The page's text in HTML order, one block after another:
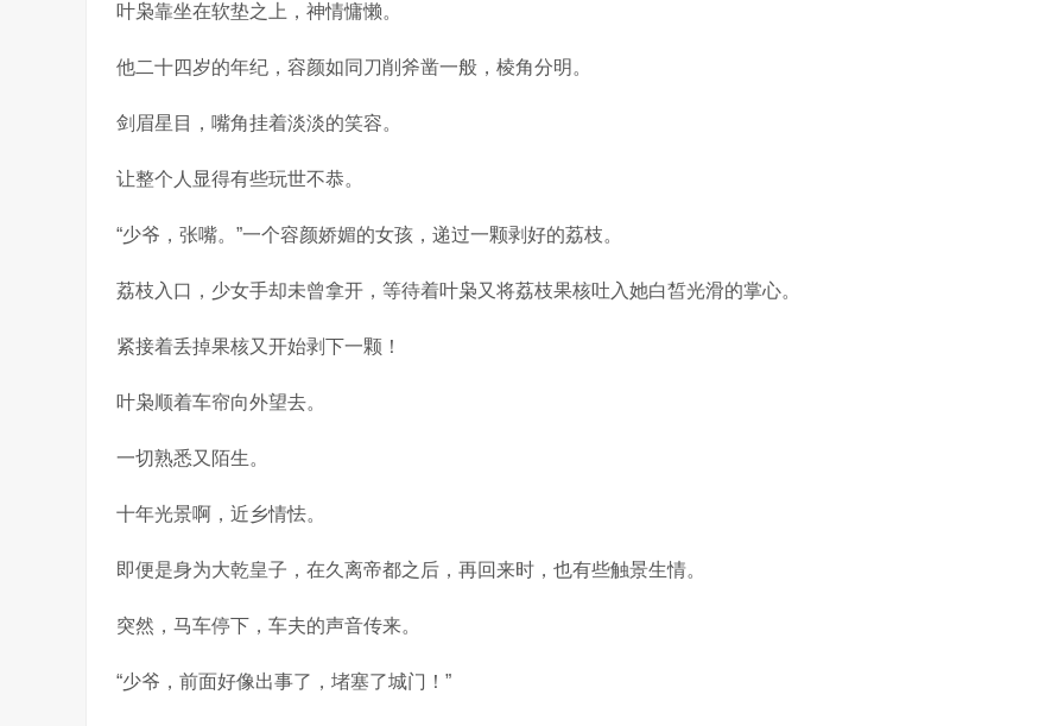
叶枭靠坐在软垫之上，神情慵懒。
他二十四岁的年纪，容颜如同刀削斧凿一般，棱角分明。
剑眉星目，嘴角挂着淡淡的笑容。
让整个人显得有些玩世不恭。
“少爷，张嘴。”一个容颜娇媚的女孩，递过一颗剥好的荔枝。
荔枝入口，少女手却未曾拿开，等待着叶枭又将荔枝果核吐入她白皙光滑的掌心。
紧接着丢掉果核又开始剥下一颗！
叶枭顺着车帘向外望去。
一切熟悉又陌生。
十年光景啊，近乡情怯。
即便是身为大乾皇子，在久离帝都之后，再回来时，也有些触景生情。
突然，马车停下，车夫的声音传来。
“少爷，前面好像出事了，堵塞了城门！”